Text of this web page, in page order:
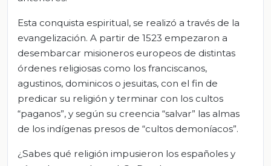
Esta conquista espiritual, se realizó a través de la
evangelización. A partir de 1523 empezaron a
desembarcar misioneros europeos de distintas
órdenes religiosas como los franciscanos,
agustinos, dominicos o jesuitas, con el fin de
predicar su religión y terminar con los cultos
“paganos”, y según su creencia “salvar” las almas
de los indígenas presos de “cultos demoníacos”.
¿Sabes qué religión impusieron los españoles y